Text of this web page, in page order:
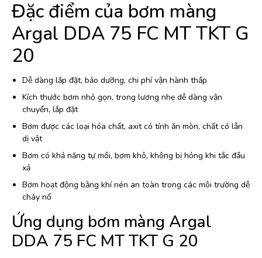
Đặc điểm của bơm màng
Argal DDA 75 FC MT TKT G
20
Dễ dàng lắp đặt, bảo dưỡng, chi phí vận hành thấp
Kích thước bơm nhỏ gọn, trong lượng nhẹ dễ dàng vận
chuyển, lắp đặt
Bơm được các loại hóa chất, axit có tính ăn mòn, chất có lẫn
dị vật
Bơm có khả năng tự mồi, bơm khô, không bị hỏng khi tắc đầu
xả
Bơm hoạt động bằng khí nén an toàn trong các môi trường dễ
cháy nổ
Ứng dụng bơm màng Argal
DDA 75 FC MT TKT G 20